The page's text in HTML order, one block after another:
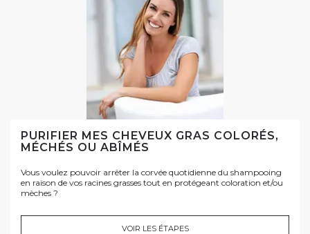
PURIFIER MES CHEVEUX GRAS COLORÉS,
MÉCHÉS OU ABÎMÉS
Vous voulez pouvoir arrêter la corvée quotidienne du shampooing
en raison de vos racines grasses tout en protégeant coloration et/ou
mèches ?
VOIR LES ÉTAPES